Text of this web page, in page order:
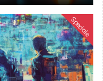
Speciale